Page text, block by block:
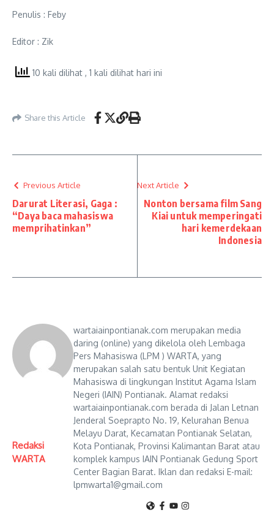
Penulis : Feby
Editor : Zik
10 kali dilihat , 1 kali dilihat hari ini
Share this Article
Previous Article
Darurat Literasi, Gaga :
“Daya baca mahasiswa
memprihatinkan”
Next Article
Nonton bersama film Sang
Kiai untuk memperingati
hari kemerdekaan
Indonesia
Redaksi
WARTA
wartaiainpontianak.com merupakan media
daring (online) yang dikelola oleh Lembaga
Pers Mahasiswa (LPM ) WARTA, yang
merupakan salah satu bentuk Unit Kegiatan
Mahasiswa di lingkungan Institut Agama Islam
Negeri (IAIN) Pontianak. Alamat redaksi
wartaiainpontianak.com berada di Jalan Letnan
Jenderal Soeprapto No. 19, Kelurahan Benua
Melayu Darat, Kecamatan Pontianak Selatan,
Kota Pontianak, Provinsi Kalimantan Barat atau
komplek kampus IAIN Pontianak Gedung Sport
Center Bagian Barat. Iklan dan redaksi E-mail:
lpmwarta1@gmail.com